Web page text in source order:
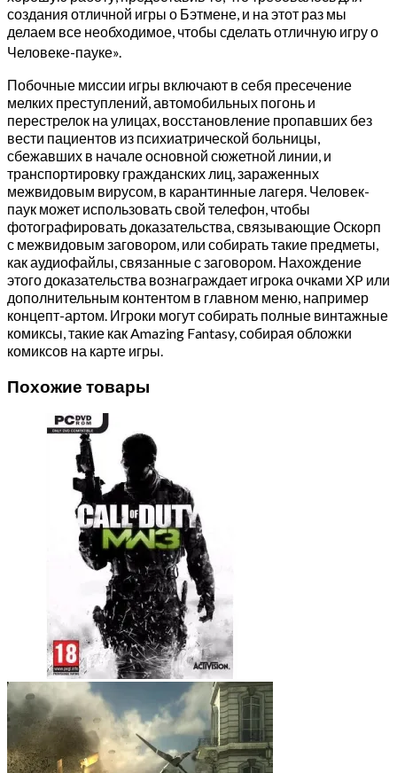
создания отличной игры о Бэтмене, и на этот раз мы
делаем все необходимое, чтобы сделать отличную игру о
Человеке-пауке».
Побочные миссии игры включают в себя пресечение
мелких преступлений, автомобильных погонь и
перестрелок на улицах, восстановление пропавших без
вести пациентов из психиатрической больницы,
сбежавших в начале основной сюжетной линии, и
транспортировку гражданских лиц, зараженных
межвидовым вирусом, в карантинные лагеря. Человек-
паук может использовать свой телефон, чтобы
фотографировать доказательства, связывающие Оскорп
с межвидовым заговором, или собирать такие предметы,
как аудиофайлы, связанные с заговором. Нахождение
этого доказательства вознаграждает игрока очками XP или
дополнительным контентом в главном меню, например
концепт-артом. Игроки могут собирать полные винтажные
комиксы, такие как Amazing Fantasy, собирая обложки
комиксов на карте игры.
Похожие товары